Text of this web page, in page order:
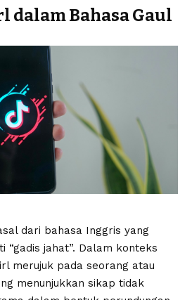
dalam Bahasa Gaul
dari bahasa Inggris yang
jahat”. Dalam konteks
merujuk pada seorang atau
menunjukkan sikap tidak